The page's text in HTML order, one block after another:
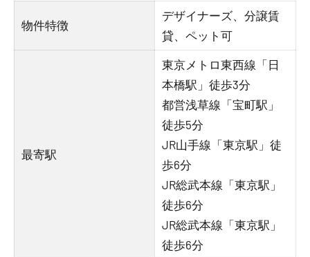
物件特徴
デザイナーズ、分譲賃
貸、ペット可
最寄駅
東京メトロ東西線「日
本橋駅」徒歩3分
都営浅草線「宝町駅」
徒歩5分
JR山手線「東京駅」徒
歩6分
JR総武本線「東京駅」
徒歩6分
JR総武本線「東京駅」
徒歩6分